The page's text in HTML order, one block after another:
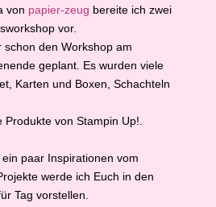
von papier-zeug bereite ich zwei
vor.
den Workshop am
geplant. Es wurden viele
Karten und Boxen, Schachteln
von Stampin Up!.
paar Inspirationen vom
werde ich Euch in den
Tag vorstellen.